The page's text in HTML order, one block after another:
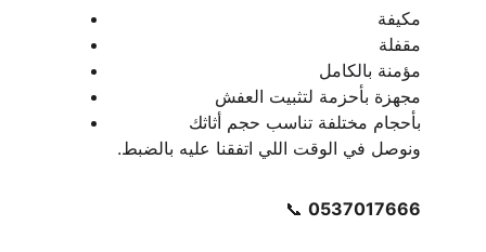
مكيفة
مقفلة
مؤمنة بالكامل
مجهزة بأحزمة لتثبيت العفش
بأحجام مختلفة تناسب حجم أثاثك
ونوصل في الوقت اللي اتفقنا عليه بالضبط.
📞 0537017666